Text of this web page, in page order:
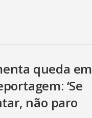
queda em
‘Se
não paro